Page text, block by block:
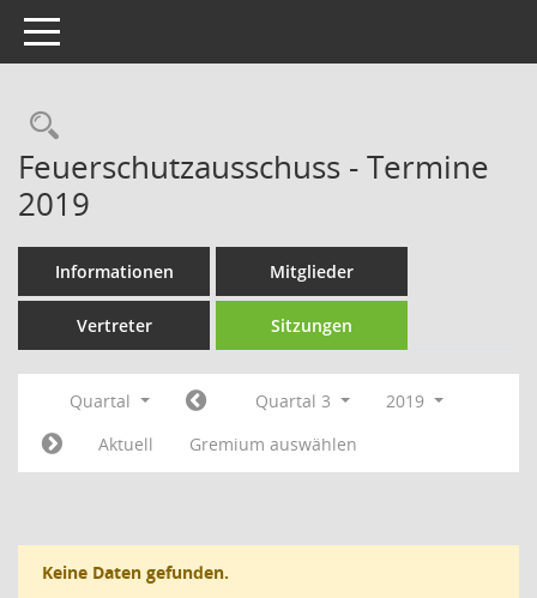
Toggle navigation
Rechercheauswahl
Feuerschutzausschuss - Termine
2019
Informationen Mitglieder
Vertreter Sitzungen
Quartal Quartal 3
2019
Aktuell
Gremium auswählen
Keine Daten gefunden.